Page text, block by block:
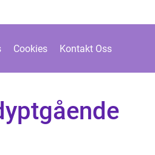
Cookies Kontakt Oss